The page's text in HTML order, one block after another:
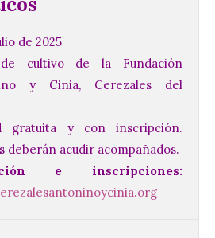
de 2025
cultivo de la Fundación
y Cinia, Cerezales del
gratuita y con inscripción.
deberán acudir acompañados.
e inscripciones:
Feria
a
lugar el 9 de
en los aledaños del
cisterciense
María la Real de
disfrutar de los